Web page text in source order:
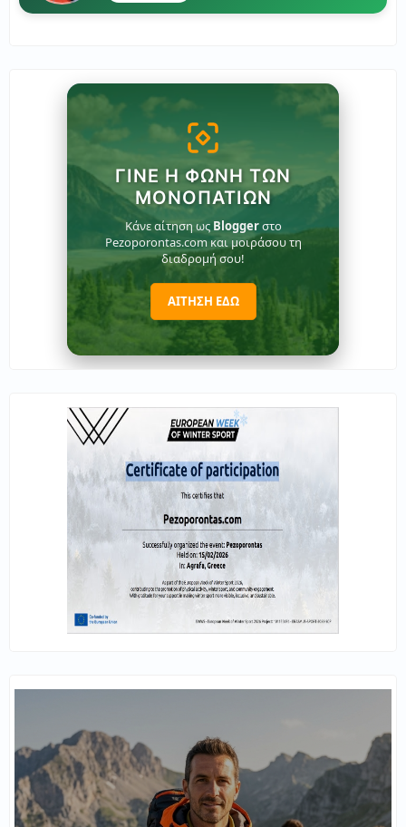
ΓΊΝΕ Η ΦΩΝΉ ΤΩΝ
ΜΟΝΟΠΑΤΙΏΝ
Κάνε αίτηση ως Bloggerστο
Pezoporontas.com και μοιράσου τη
διαδρομή σου!
ΑΙΤΗΣΗ ΕΔΩ